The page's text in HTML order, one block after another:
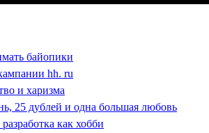
байопики
hh. ru
и харизма
25 дублей и одна большая любовь
как хобби